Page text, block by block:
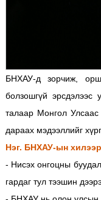
БНХАУ-д зорчиж,
болзошгүй эрсдэлээс
талаар Монгол
дараах мэдээллийг
Нэг. БНХАУ-ын
- Нисэх онгоцны
гардаг тул тээшин